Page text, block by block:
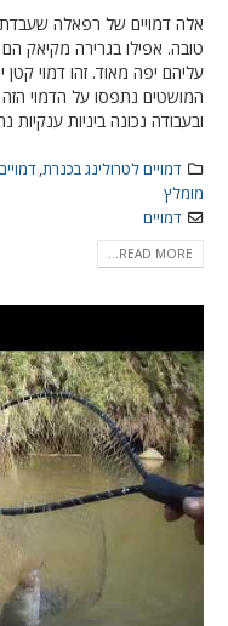
אלה דמויים של רפאלה
טובה. אפילו בגרירה מקיאק הם
המושטים נתפסו על הדמוי
ובעבודה נכונה ביניות ענקיות
דמויים לטרולינג בכנרת,
מומלץ
דמויים
READ MORE...